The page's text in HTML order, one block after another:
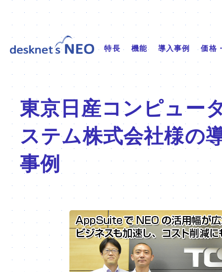
特長 機能 導入事例 価格
東京日産コンピュー
ステム株式会社様の
事例